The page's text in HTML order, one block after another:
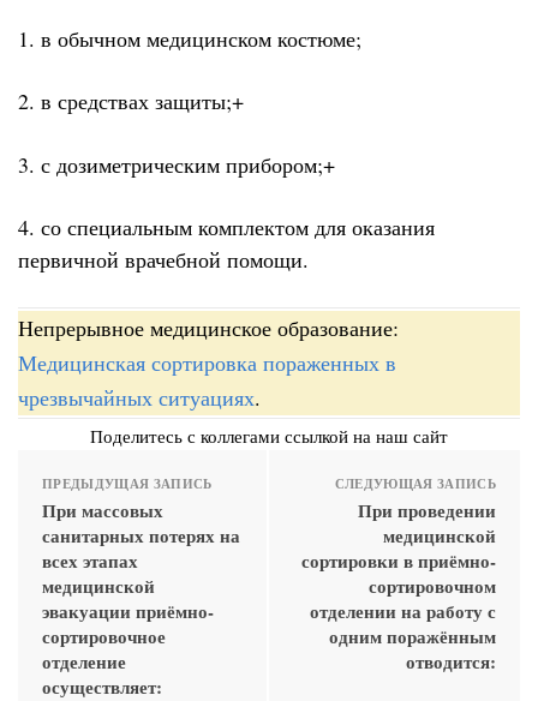
1. в обычном медицинском костюме;
2. в средствах защиты;+
3. с дозиметрическим прибором;+
4. со специальным комплектом для оказания
первичной врачебной помощи.
Непрерывное медицинское образование:
Медицинская сортировка пораженных в
чрезвычайных ситуациях.
Поделитесь с коллегами ссылкой на наш сайт
ПРЕДЫДУЩАЯ ЗАПИСЬ
При массовых
санитарных потерях на
всех этапах
медицинской
эвакуации приёмно-
сортировочное
отделение
осуществляет:
СЛЕДУЮЩАЯ ЗАПИСЬ
При проведении
медицинской
сортировки в приёмно-
сортировочном
отделении на работу с
одним поражённым
отводится: